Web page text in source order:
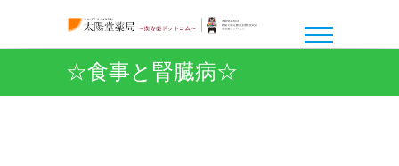
☆食事と腎臓病☆